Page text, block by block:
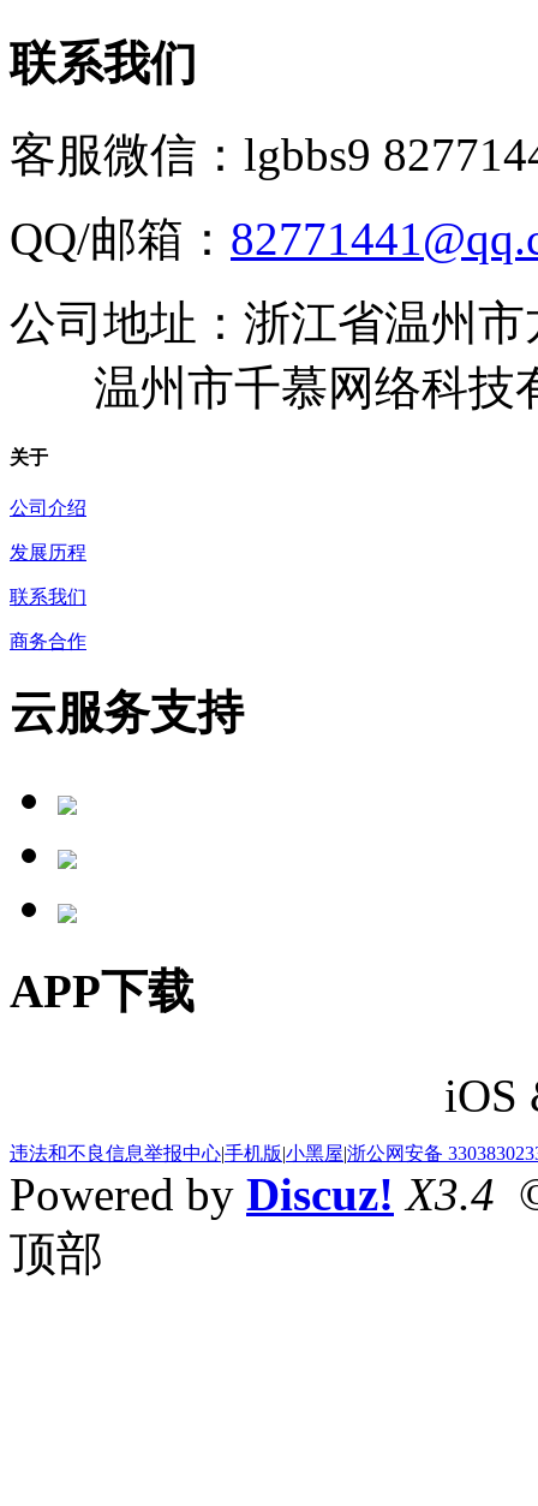
联系我们
客服微信：lgbbs9
QQ/邮箱：
公司地址：浙江省温州
温州市千慕网络科技
关于
公司介绍
发展历程
联系我们
商务合作
云服务支持
APP下载
iOS
违法和不良信息举报中心|手机版|小黑屋|浙公网安备
Powered by Discuz! X3.4
顶部